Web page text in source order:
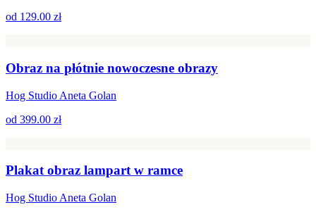
od 129.00 zł
Obraz na płótnie nowoczesne obrazy
Hog Studio Aneta Golan
od 399.00 zł
Plakat obraz lampart w ramce
Hog Studio Aneta Golan